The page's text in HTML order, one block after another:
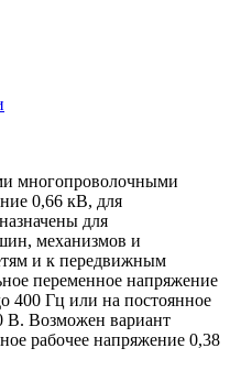
многопроволочными
0,66 кВ, для
для
механизмов и
и к передвижным
переменное напряжение
400 Гц или на постоянное
В. Возможен вариант
рабочее напряжение 0,38